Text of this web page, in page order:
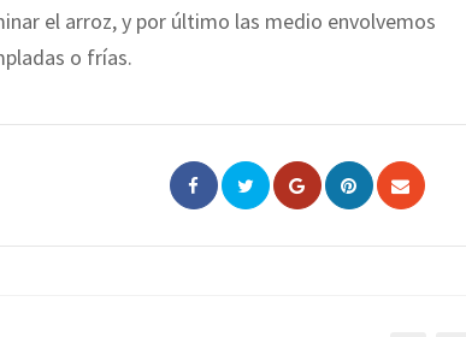
el arroz, y por último las medio envolvemos
o frí­as.
Google+PinterestShare